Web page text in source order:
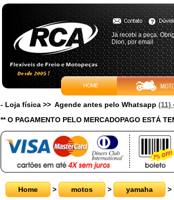
Já recebi a peça.
Dion, por email
- Loja física >> Agende antes pelo Whatsapp (11)
** O PAGAMENTO PELO MERCADOPAGO ESTÁ
Home > motos > yamaha >